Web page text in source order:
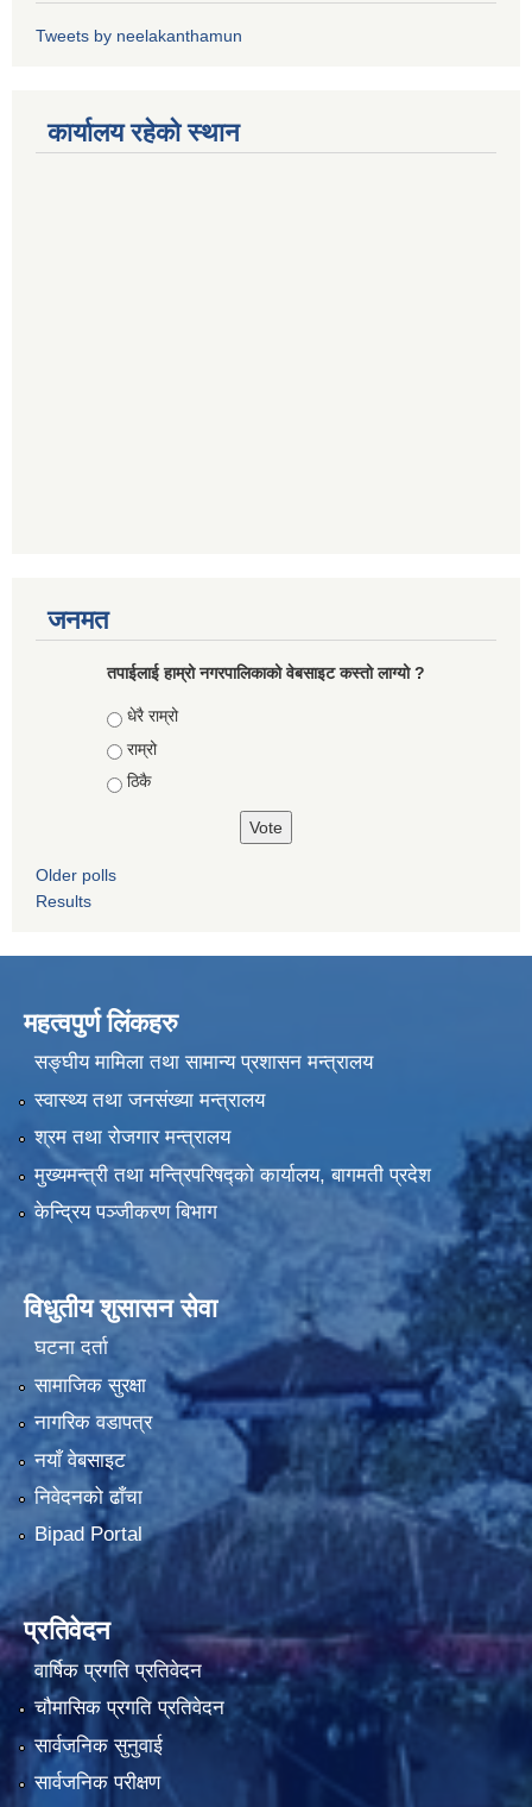
Tweets by neelakanthamun
कार्यालय रहेको स्थान
जनमत
तपाईलाई हाम्रो नगरपालिकाको वेबसाइट कस्तो लाग्यो ?
Choices
धेरै राम्रो
राम्रो
ठिकै
Older polls
Results
महत्वपुर्ण लिंकहरु
सङ्घीय मामिला तथा सामान्य प्रशासन मन्त्रालय
स्वास्थ्य तथा जनसंख्या मन्त्रालय
श्रम तथा रोजगार मन्त्रालय
मुख्यमन्त्री तथा मन्त्रिपरिषद्को कार्यालय, बागमती प्रदेश
केन्द्रिय पञ्जीकरण बिभाग
विधुतीय शुसासन सेवा
घटना दर्ता
सामाजिक सुरक्षा
नागरिक वडापत्र
नयाँ वेबसाइट
निवेदनको ढाँचा
Bipad Portal
प्रतिवेदन
वार्षिक प्रगति प्रतिवेदन
चौमासिक प्रगति प्रतिवेदन
सार्वजनिक सुनुवाई
सार्वजनिक परीक्षण